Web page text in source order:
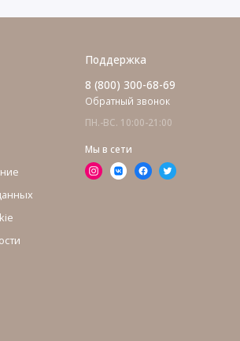
Поддержка
8 (800) 300-68-69
Обратный звонок
ПН.-ВС. 10:00-21:00
Мы в сети